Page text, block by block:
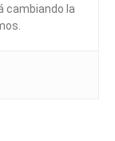
cambiando la